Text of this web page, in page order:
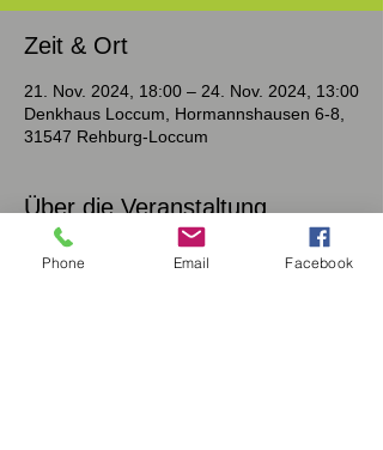
Zeit & Ort
21. Nov. 2024, 18:00 – 24. Nov. 2024, 13:00
Denkhaus Loccum, Hormannshausen 6-8,
31547 Rehburg-Loccum
Über die Veranstaltung
Vor einiger Zeit ist einer Ihrer
Herzensmenschen verstorben und dieser
Phone Email Facebook